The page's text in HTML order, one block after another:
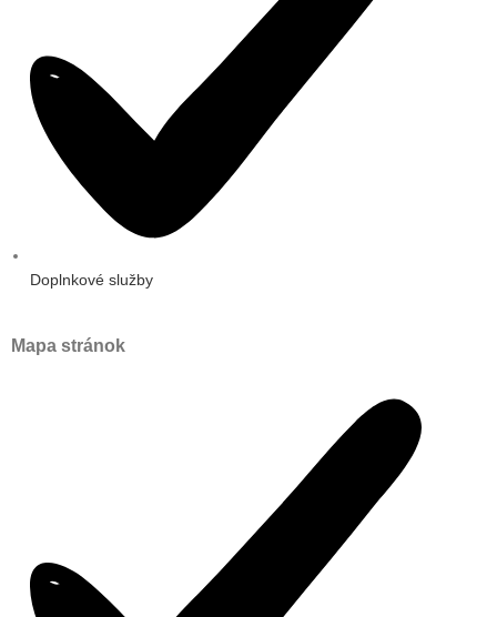
Doplnkové služby
Mapa stránok